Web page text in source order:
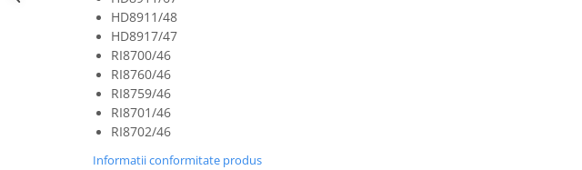
Accesorii tablete
Laptopuri si Accesorii
Telefoane Mobile & accesorii
Wearable & Gadgeturi
Electrocasnice & Climatizare
Accesorii si piese masini spalat
rufe si uscatoare
HD8911/48
HD8917/47
RI8700/46
RI8760/46
RI8759/46
RI8701/46
RI8702/46
Informatii conformitate produs